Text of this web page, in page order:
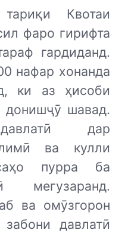
Квотаи
фаро гирифта
гардиданд.
нафар хонанда
ки аз ҳисоби
донишҷӯ шавад.
дар
ва кулли
пурра ба
мегузаранд.
ва омӯзгорон
давлатӣ